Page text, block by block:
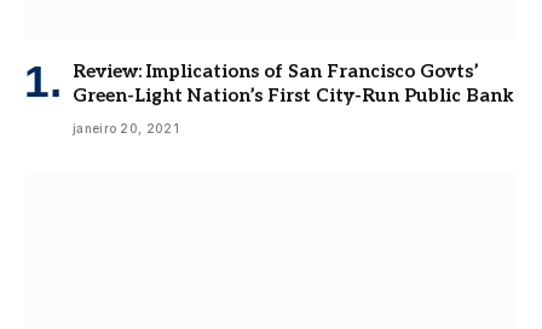
Review: Implications of San Francisco Govts’
Green-Light Nation’s First City-Run Public Bank
janeiro 20, 2021